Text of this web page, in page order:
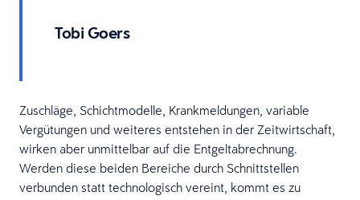
Tobi Goers
Zuschläge, Schichtmodelle, Krankmeldungen, variable
Vergütungen und weiteres entstehen in der Zeitwirtschaft,
wirken aber unmittelbar auf die Entgeltabrechnung.
Werden diese beiden Bereiche durch Schnittstellen
verbunden statt technologisch vereint, kommt es zu